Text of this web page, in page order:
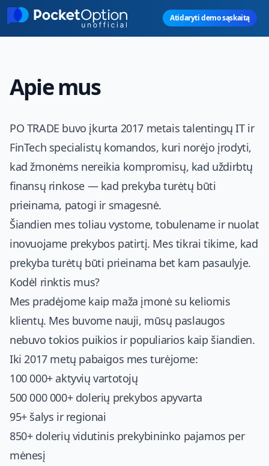
Skip to main content
Atidaryti demo sąskaitą
Apie mus
PO TRADE buvo įkurta 2017 metais talentingų IT ir
FinTech specialistų komandos, kuri norėjo įrodyti,
kad žmonėms nereikia kompromisų, kad uždirbtų
finansų rinkose — kad prekyba turėtų būti
prieinama, patogi ir smagesnė.
Šiandien mes toliau vystome, tobulename ir nuolat
inovuojame prekybos patirtį. Mes tikrai tikime, kad
prekyba turėtų būti prieinama bet kam pasaulyje.
Kodėl rinktis mus?
Mes pradėjome kaip maža įmonė su keliomis
klientų. Mes buvome nauji, mūsų paslaugos
nebuvo tokios puikios ir populiarios kaip šiandien.
Iki 2017 metų pabaigos mes turėjome:
100 000+ aktyvių vartotojų
500 000 000+ dolerių prekybos apyvarta
95+ šalys ir regionai
850+ dolerių vidutinis prekybininko pajamos per
mėnesį